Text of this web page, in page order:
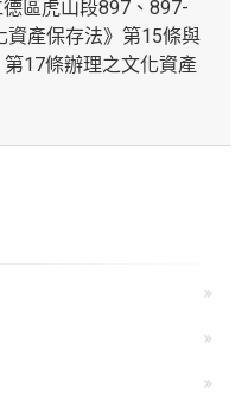
區虎山段897、897-
資產保存法》第15條與
第17條辦理之文化資產